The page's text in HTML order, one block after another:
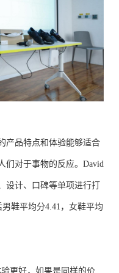
产品特点和体验能够适合
们对于事物的反应。David
设计、口碑等单项进行打
鞋平均分4.41，女鞋平均
更好，如果是同样的价